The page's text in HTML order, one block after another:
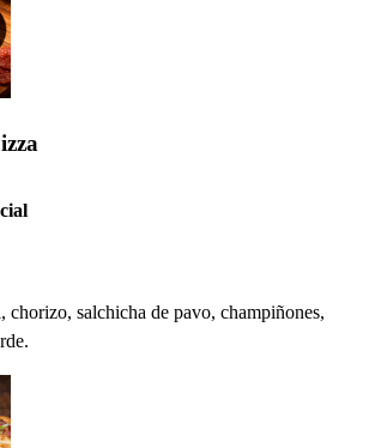
chorizo, salchicha de pavo, champiñones,